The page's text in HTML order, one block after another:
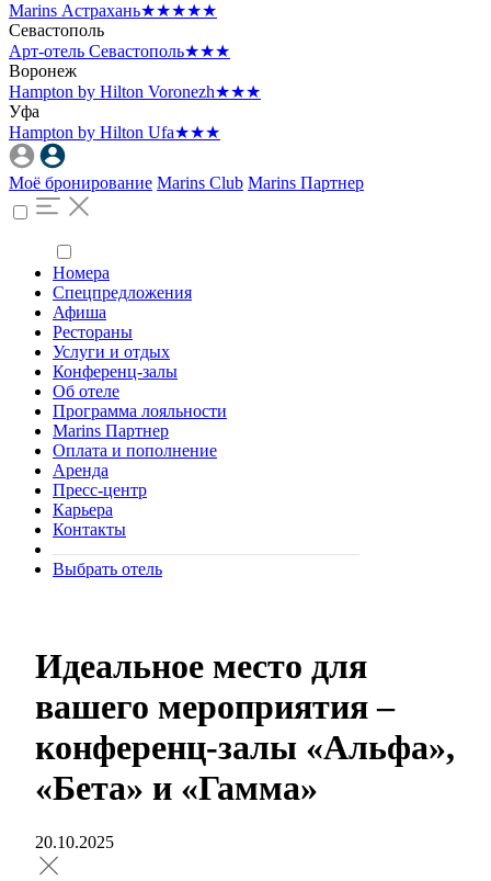
Marins Астрахань★★★★★
Севастополь
Арт-отель Севастополь★★★
Воронеж
Hampton by Hilton Voronezh★★★
Уфа
Hampton by Hilton Ufa★★★
Моё бронирование Marins Club Marins Партнер
Номера
Спецпредложения
Афиша
Рестораны
Услуги и отдых
Конференц-залы
Об отеле
Программа лояльности
Marins Партнер
Оплата и пополнение
Аренда
Пресс-центр
Карьера
Контакты
Выбрать отель
Идеальное место для
вашего мероприятия –
конференц-залы «Альфа»,
«Бета» и «Гамма»
20.10.2025